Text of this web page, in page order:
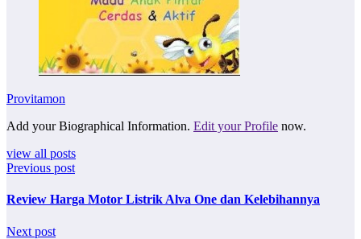
Provitamon
Add your Biographical Information. Edit your Profile now.
view all posts
Previous post
Review Harga Motor Listrik Alva One dan Kelebihannya
Next post